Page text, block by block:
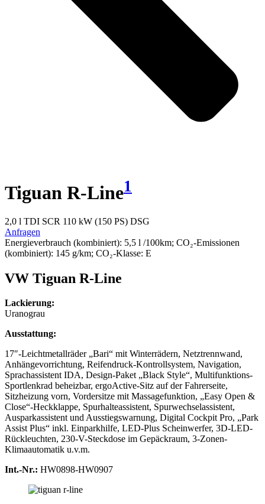
Tiguan R-Line1
2,0 l TDI SCR 110 kW (150 PS) DSG
Anfragen
Energieverbrauch (kombiniert): 5,5 l /100km; CO₂-Emissionen
(kombiniert): 145 g/km; CO₂-Klasse: E
VW Tiguan R-Line
Lackierung:
Uranograu
Ausstattung:
17″-Leichtmetallräder „Bari“ mit Winterrädern, Netztrennwand,
Anhängevorrichtung, Reifendruck-Kontrollsystem, Navigation,
Sprachassistent IDA, Design-Paket „Black Style“, Multifunktions-
Sportlenkrad beheizbar, ergoActive-Sitz auf der Fahrerseite,
Sitzheizung vorn, Vordersitze mit Massagefunktion, „Easy Open &
Close“-Heckklappe, Spurhalteassistent, Spurwechselassistent,
Ausparkassistent und Ausstiegswarnung, Digital Cockpit Pro, „Park
Assist Plus“ inkl. Einparkhilfe, LED-Plus Scheinwerfer, 3D-LED-
Rückleuchten, 230-V-Steckdose im Gepäckraum, 3-Zonen-
Klimaautomatik u.v.m.
Int.-Nr.: HW0898-HW0907